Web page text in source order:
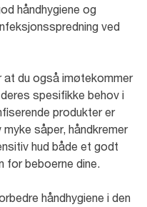
håndhygiene og
ved
du også imøtekommer
spesifikke behov i
produkter er
såper, håndkremer
hud både et godt
for beboerne dine.
håndhygiene i den